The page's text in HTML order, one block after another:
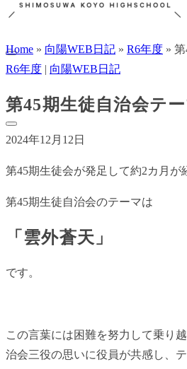
Home » 向陽WEB日記 » R6年度 »
R6年度 | 向陽WEB日記
第45期生徒自治会テ
2024年12月12日
第45期生徒会が発足して約2カ月
第45期生徒自治会のテーマは
「雲外蒼天」
です。
この言葉には困難を努力して乗り
治会三役の思いに役員が共感し、